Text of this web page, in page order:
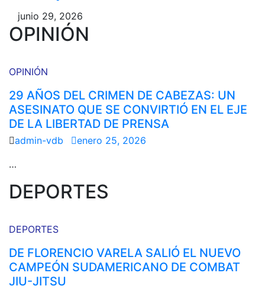
junio 29, 2026
OPINIÓN
OPINIÓN
29 AÑOS DEL CRIMEN DE CABEZAS: UN
ASESINATO QUE SE CONVIRTIÓ EN EL EJE
DE LA LIBERTAD DE PRENSA
admin-vdb
enero 25, 2026
…
DEPORTES
DEPORTES
DE FLORENCIO VARELA SALIÓ EL NUEVO
CAMPEÓN SUDAMERICANO DE COMBAT
JIU-JITSU